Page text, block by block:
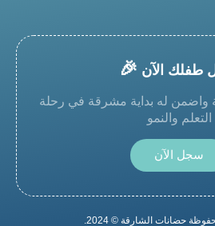
طفلك الآن 🎉
واضمن له بداية مشرقة في رحلة
التعلم والنمو
سجل الآن
حضانات الشارقة © 2024.